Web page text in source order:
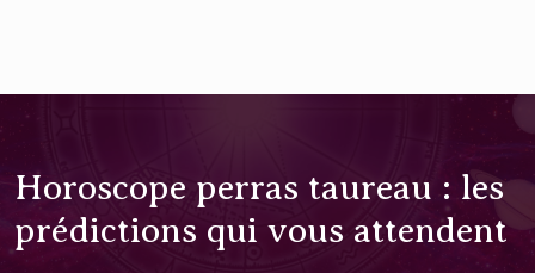
Horoscope perras taureau : les
prédictions qui vous attendent